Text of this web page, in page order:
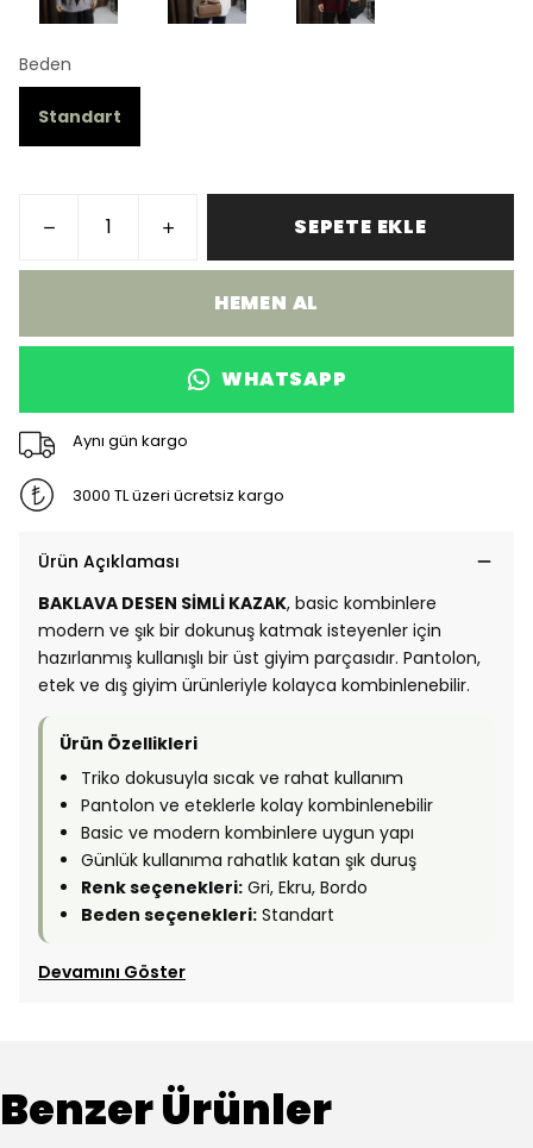
Beden
Standart
SEPETE EKLE
HEMEN AL
WHATSAPP
Aynı gün kargo
3000 TL üzeri ücretsiz kargo
Ürün Açıklaması
BAKLAVA DESEN SİMLİ KAZAK, basic kombinlere
modern ve şık bir dokunuş katmak isteyenler için
hazırlanmış kullanışlı bir üst giyim parçasıdır. Pantolon,
etek ve dış giyim ürünleriyle kolayca kombinlenebilir.
Ürün Özellikleri
Triko dokusuyla sıcak ve rahat kullanım
Pantolon ve eteklerle kolay kombinlenebilir
Basic ve modern kombinlere uygun yapı
Günlük kullanıma rahatlık katan şık duruş
Renk seçenekleri: Gri, Ekru, Bordo
Beden seçenekleri: Standart
Devamını Göster
Benzer Ürünler